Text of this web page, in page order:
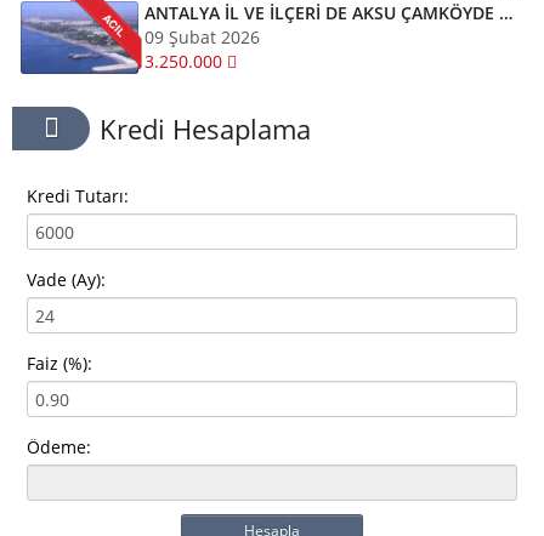
ANTALYA İL VE İLÇERİ DE AKSU ÇAMKÖYDE ARSALARINIZ AYNI GÜN NAKİTE ÇEVRİLİR
09 Şubat 2026
3.250.000
Kredi Hesaplama
Kredi Tutarı:
Vade (Ay):
Faiz (%):
Ödeme:
Hesapla